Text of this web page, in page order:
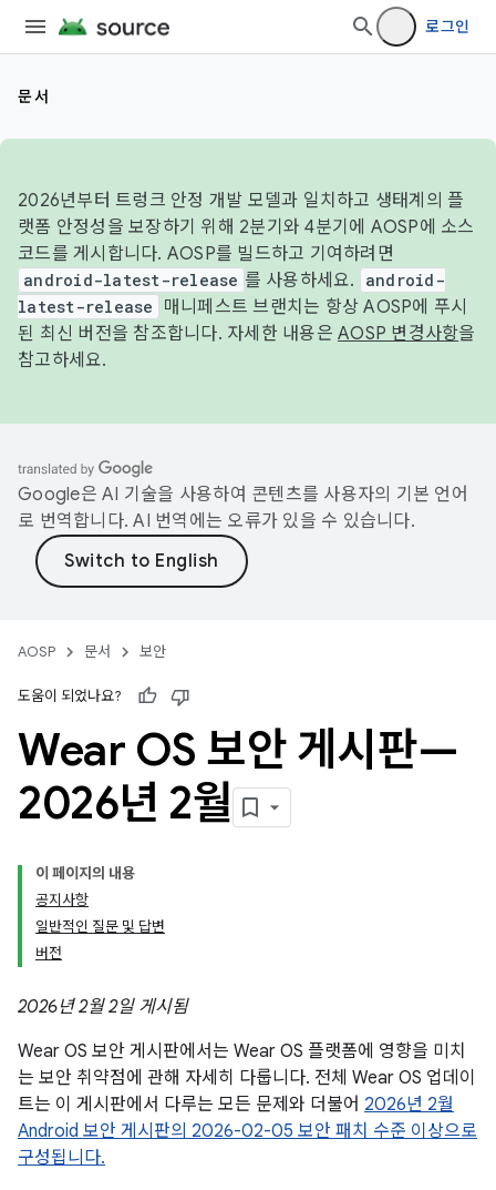
로그인
문서
2026년부터 트렁크 안정 개발 모델과 일치하고 생태계의 플
랫폼 안정성을 보장하기 위해 2분기와 4분기에 AOSP에 소스
코드를 게시합니다. AOSP를 빌드하고 기여하려면
android-latest-release 를 사용하세요.
android-
latest-release
매니페스트 브랜치는 항상 AOSP에 푸시
된 최신 버전을 참조합니다. 자세한 내용은 AOSP 변경사항을
참고하세요.
Google은 AI 기술을 사용하여 콘텐츠를 사용자의 기본 언어
로 번역합니다. AI 번역에는 오류가 있을 수 있습니다.
AOSP 문서 보안
도움이 되었나요?
Wear OS 보안 게시판—
2026년 2월
이 페이지의 내용
공지사항
일반적인 질문 및 답변
버전
2026년 2월 2일 게시됨
Wear OS 보안 게시판에서는 Wear OS 플랫폼에 영향을 미치
는 보안 취약점에 관해 자세히 다룹니다. 전체 Wear OS 업데이
트는 이 게시판에서 다루는 모든 문제와 더불어 2026년 2월
Android 보안 게시판의 2026-02-05 보안 패치 수준 이상으로
구성됩니다.